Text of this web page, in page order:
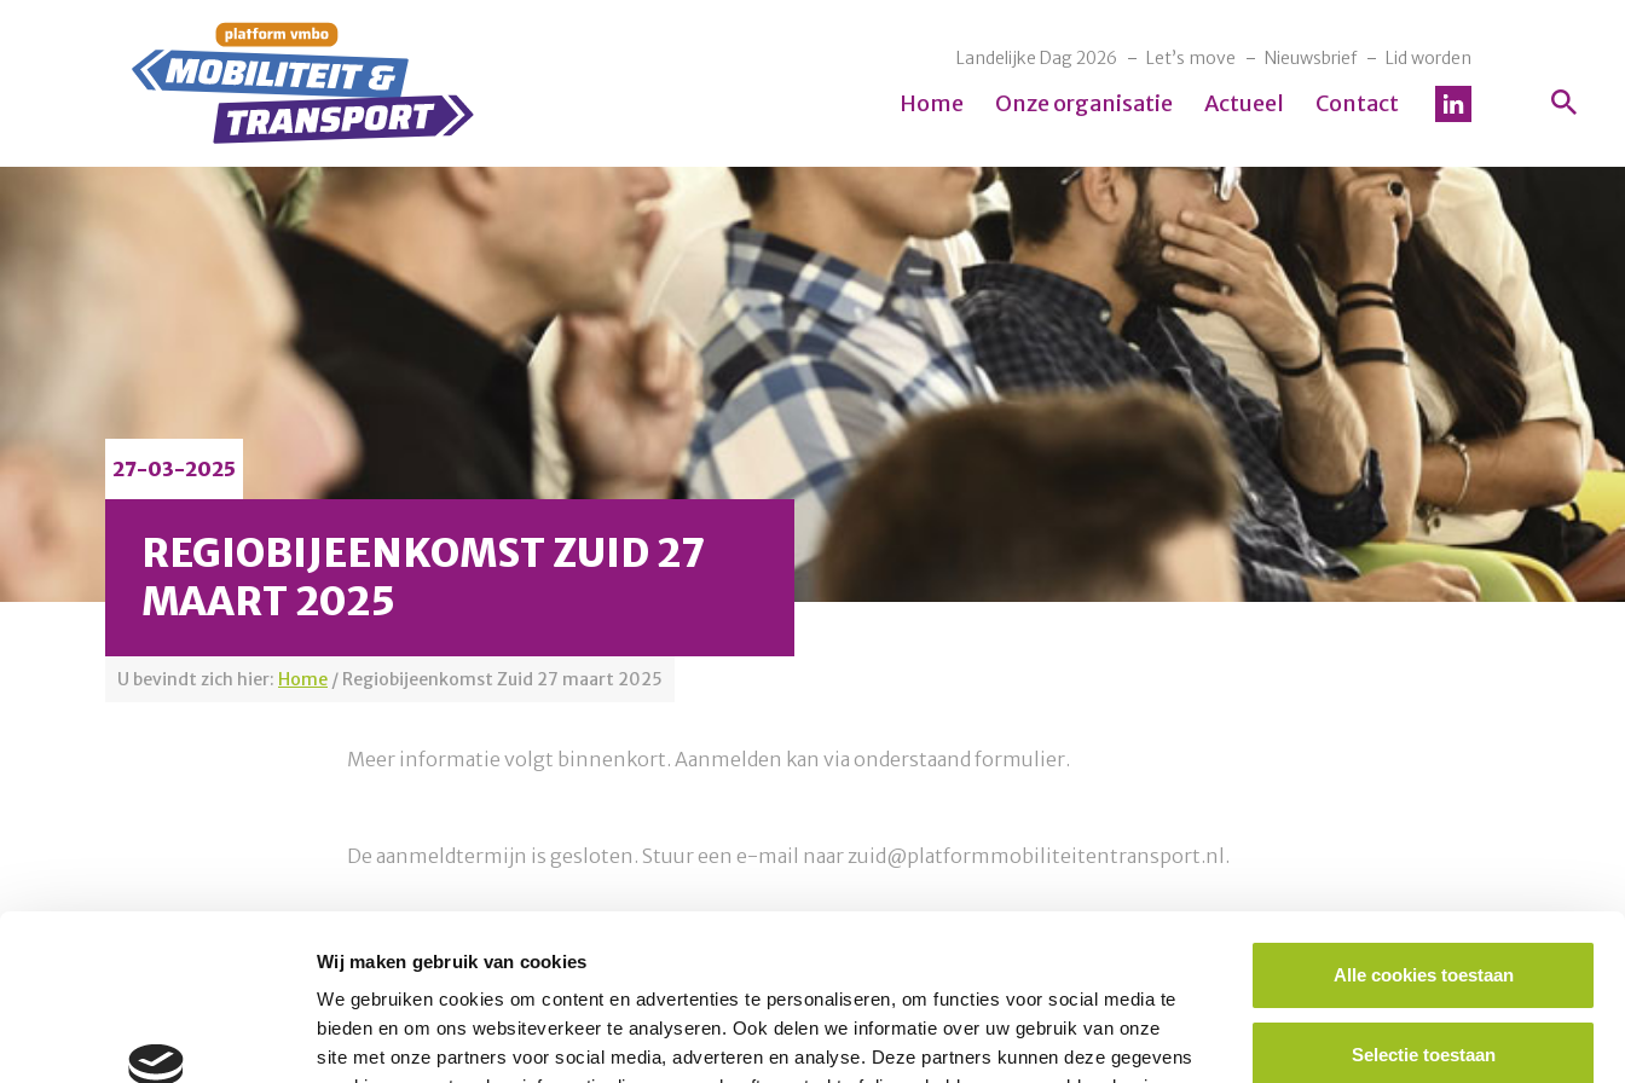
Wij maken gebruik van cookies
We gebruiken cookies om content en advertenties te personaliseren, om functies voor social media te
bieden en om ons websiteverkeer te analyseren. Ook delen we informatie over uw gebruik van onze
site met onze partners voor social media, adverteren en analyse. Deze partners kunnen deze gegevens
Alle cookies toestaan
Selectie toestaan
Landelijke Dag 2026 Let’s move Nieuwsbrief Lid worden
Home Onze organisatie Actueel Contact
27-03-2025
REGIOBIJEENKOMST ZUID 27
MAART 2025
U bevindt zich hier: Home / Regiobijeenkomst Zuid 27 maart 2025
Meer informatie volgt binnenkort. Aanmelden kan via onderstaand formulier.
De aanmeldtermijn is gesloten. Stuur een e-mail naar zuid@platformmobiliteitentransport.nl.
Platform Mobiliteit en Transport
Telefoon: 06-23 58 89 49
E-mail:
Schrijf u in voor onze nieuwsbrief
Inschrijven
Ook lid worden van het platform?
School aanmelden